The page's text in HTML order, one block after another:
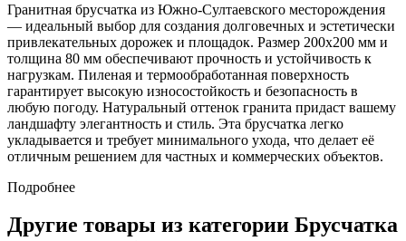
Гранитная брусчатка из Южно-Султаевского месторождения
— идеальный выбор для создания долговечных и эстетически
привлекательных дорожек и площадок. Размер 200х200 мм и
толщина 80 мм обеспечивают прочность и устойчивость к
нагрузкам. Пиленая и термообработанная поверхность
гарантирует высокую износостойкость и безопасность в
любую погоду. Натуральный оттенок гранита придаст вашему
ландшафту элегантность и стиль. Эта брусчатка легко
укладывается и требует минимального ухода, что делает её
отличным решением для частных и коммерческих объектов.
Подробнее
Другие товары из категории Брусчатка